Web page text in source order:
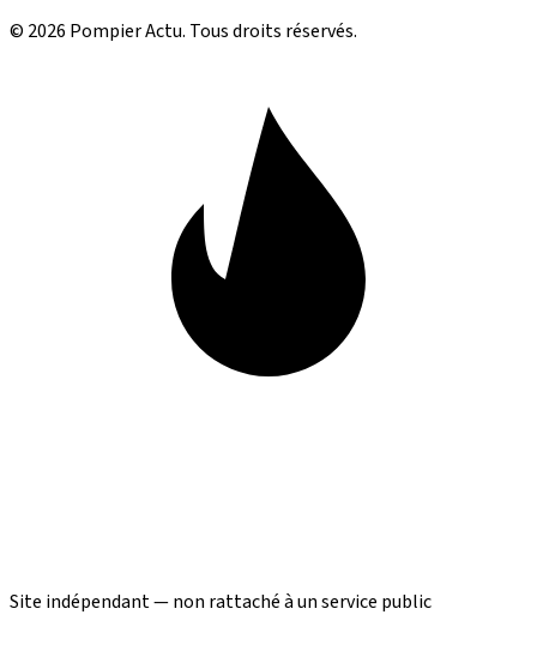
© 2026 Pompier Actu. Tous droits réservés.
Site indépendant — non rattaché à un service public